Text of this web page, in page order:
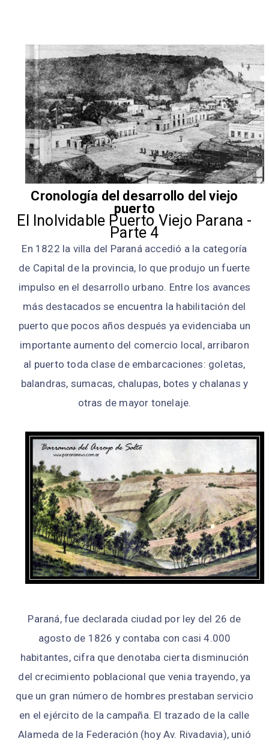
Cronología del desarrollo del viejo
puerto
El Inolvidable Puerto Viejo Parana -
Parte 4
En 1822 la villa del Paraná accedió a la categoría
de Capital de la provincia, lo que produjo un fuerte
impulso en el desarrollo urbano. Entre los avances
más destacados se encuentra la habilitación del
puerto que pocos años después ya evidenciaba un
importante aumento del comercio local, arribaron
al puerto toda clase de embarcaciones: goletas,
balandras, sumacas, chalupas, botes y chalanas y
otras de mayor tonelaje.
Paraná, fue declarada ciudad por ley del 26 de
agosto de 1826 y contaba con casi 4.000
habitantes, cifra que denotaba cierta disminución
del crecimiento poblacional que venia trayendo, ya
que un gran número de hombres prestaban servicio
en el ejército de la campaña. El trazado de la calle
Alameda de la Federación (hoy Av. Rivadavia), unió